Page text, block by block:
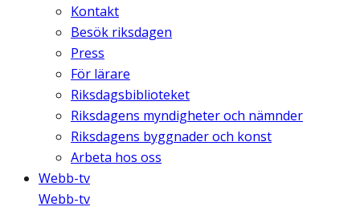
Kontakt
Besök riksdagen
Press
För lärare
Riksdagsbiblioteket
Riksdagens myndigheter och nämnder
Riksdagens byggnader och konst
Arbeta hos oss
Webb-tv
Webb-tv